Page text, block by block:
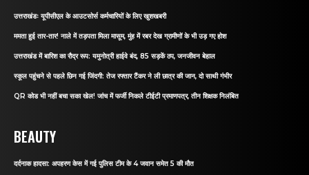
उत्तराखंडः यूपीसीएल के आउटसोर्स कर्मचारियों के लिए खुशखबरी
ममता हुई तार-तार! नाले में तड़पता मिला मासूम, मुंह में रबर देख ग्रामीणों के भी उड़ गए होश
उत्तराखंड में बारिश का रौद्र रूप: यमुनोत्री हाईवे बंद, 85 सड़कें ठप, जनजीवन बेहाल
स्कूल पहुंचने से पहले छिन गई जिंदगी: तेज रफ्तार टैंकर ने ली छात्र की जान, दो साथी गंभीर
QR कोड भी नहीं बचा सका खेल! जांच में फर्जी निकले टीईटी प्रमाणपत्र, तीन शिक्षक निलंबित
BEAUTY
दर्दनाक हादसा: अपहरण केस में गई पुलिस टीम के 4 जवान समेत 5 की मौत